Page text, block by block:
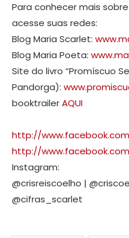
Para conhecer mais
acesse suas redes:
Blog Maria Scarlet:
Blog Maria Poeta:
Site do livro “Promíscuo
Pandorga):
booktrailerAQUI
http://
http://
Instagram:
@crisreiscoelho |
@cifras_scarlet